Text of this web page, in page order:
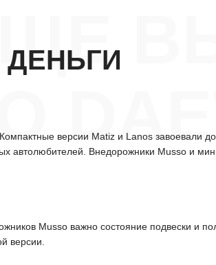
версии Matiz и Lanos завоевали
автолюбителей. Внедорожники Musso и
Musso важно состояние подвески и
версии.